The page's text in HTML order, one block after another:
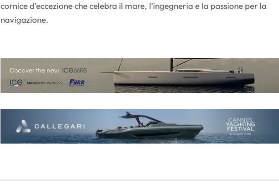
cornice d’eccezione che celebra il mare, l’ingegneria e la passione per la
navigazione.